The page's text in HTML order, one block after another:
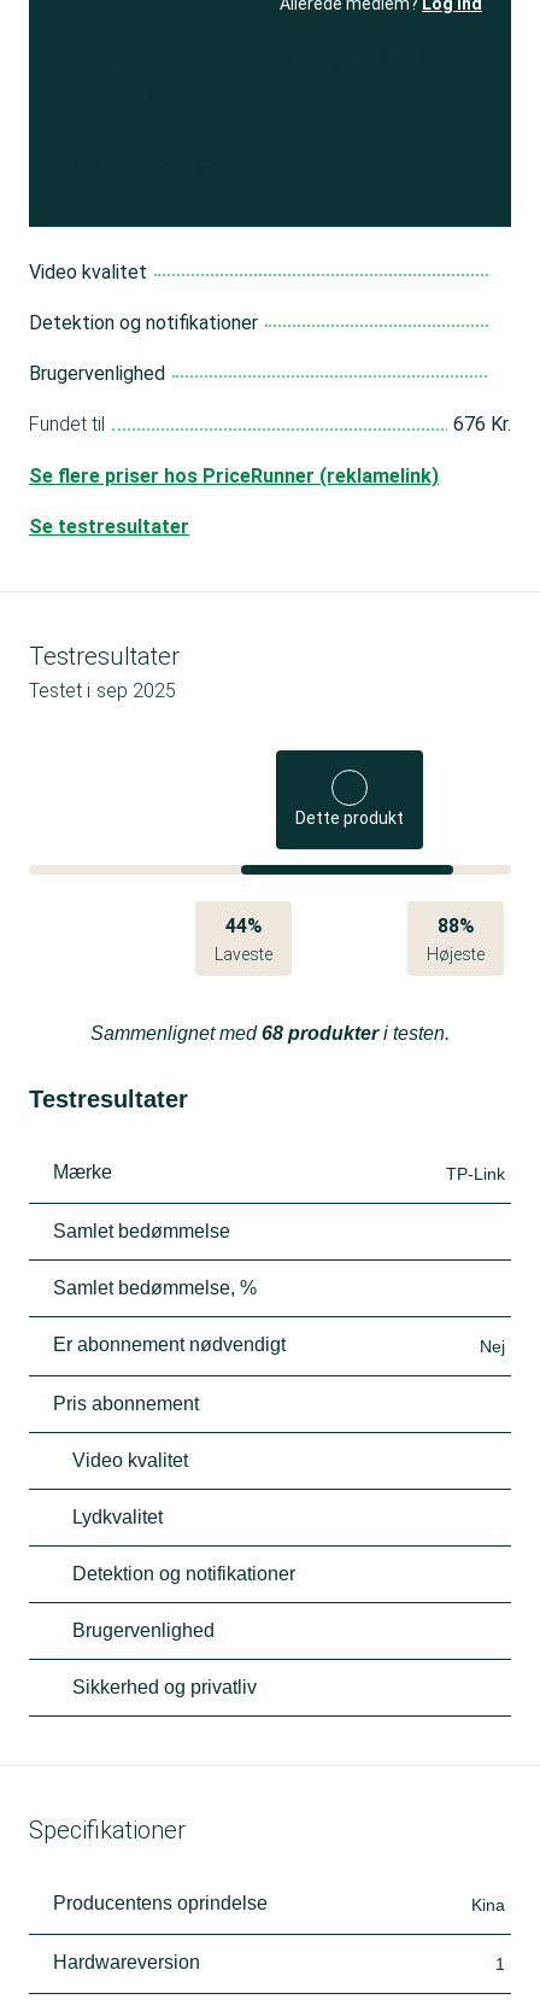
Video kvalitet
Detektion og notifikationer
Brugervenlighed
Fundet til 676 Kr.
Se flere priser hos PriceRunner (reklamelink)
Se testresultater
Testresultater
Testet i sep 2025
Dette produkt
44%
Laveste
88%
Højeste
Sammenlignet med68 produkteri testen.
Testresultater
Mærke TP-Link
Samlet bedømmelse
Samlet bedømmelse, %
Er abonnement nødvendigt Nej
Pris abonnement
Video kvalitet
Lydkvalitet
Detektion og notifikationer
Brugervenlighed
Sikkerhed og privatliv
Specifikationer
Producentens oprindelse Kina
Hardwareversion 1